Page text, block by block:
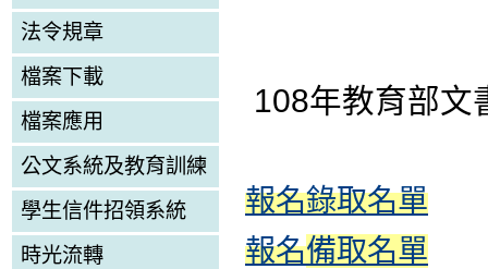
法令規章
檔案下載
檔案應用
公文系統及教育訓練
學生信件招領系統
時光流轉
108年教育部文
報名錄取名單
報名備取名單